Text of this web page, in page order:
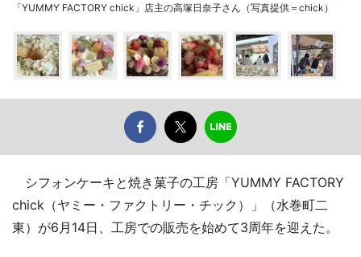
「YUMMY FACTORY chick」店主の高塚日奈子さん（写真提供＝chick）
シフォンケーキと焼き菓子の工房「YUMMY FACTORY
chick（ヤミー・ファクトリー・チック）」（水巻町二
東）が6月14日、工房での販売を始めて3周年を迎えた。